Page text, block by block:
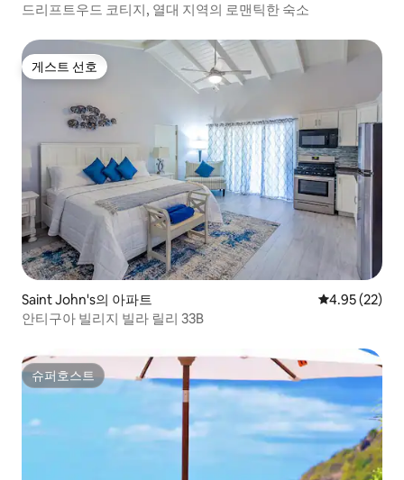
드리프트우드 코티지, 열대 지역의 로맨틱한 숙소
게스트 선호
게스트 선호
Saint John's의 아파트 평점 4.95점(5
4.95 (22)
안티구아 빌리지 빌라 릴리 33B
슈퍼호스트
슈퍼호스트